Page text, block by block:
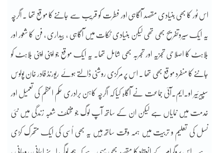
اس ٹور کا بھی بنیادی مقصد آگاہی اور فطرت کو قریب سے جاننے کا موقع تھا ۔ اگرچہ
یہ ایک سیروتفریح بھی تھی لیکن بنیادی نکات میں آگاہی ، بیداری ، فن کا شعور اور
بُلاہٹ کا اصلاحی تجزیہ اور تجربہ بھی شامل تھا۔ یہ ایک موقع جو اپنی اپنی بُلاہٹ کو
جاننے کا منفرد موقع بھی تھا ۔ اس پر مرکزی روشنی ڈالتے ہوئے ریورنڈ فادر خان پولوس
سپیرئیر او۔ایم۔آئی جماعت نے آگاہ کیا کہ اگرچہ کاہن برادری حکم اعظم کی تعمیل اور
خدمت میں نمایاں ہے لیکن ان کے ساتھ آپ لوگ جو مختلف شعبہ زندگی میں نئی
نسل کی تعلیم و تربیت میں ہمہ وقت ساتھ ہیں یہ بھی اُسی کی ایک متحرک کڑی